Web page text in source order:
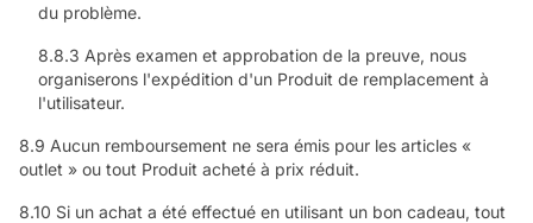
du problème.
8.8.3 Après examen et approbation de la preuve, nous
organiserons l'expédition d'un Produit de remplacement à
l'utilisateur.
8.9 Aucun remboursement ne sera émis pour les articles «
outlet » ou tout Produit acheté à prix réduit.
8.10 Si un achat a été effectué en utilisant un bon cadeau, tout